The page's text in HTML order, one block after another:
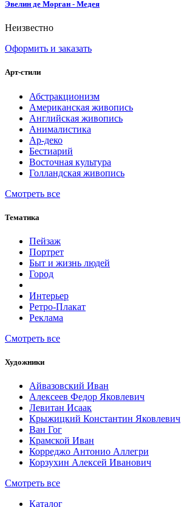
Эвелин де Морган - Медея
Неизвестно
Оформить и заказать
Арт-стили
Абстракционизм
Американская живопись
Английская живопись
Анималистика
Ар-деко
Бестиарий
Восточная культура
Голландская живопись
Смотреть все
Тематика
Пейзаж
Портрет
Быт и жизнь людей
Город
Интерьер
Ретро-Плакат
Реклама
Смотреть все
Художники
Айвазовский Иван
Алексеев Федор Яковлевич
Левитан Исаак
Крыжицкий Константин Яковлевич
Ван Гог
Крамской Иван
Корреджо Антонио Аллегри
Корзухин Алексей Иванович
Смотреть все
Каталог